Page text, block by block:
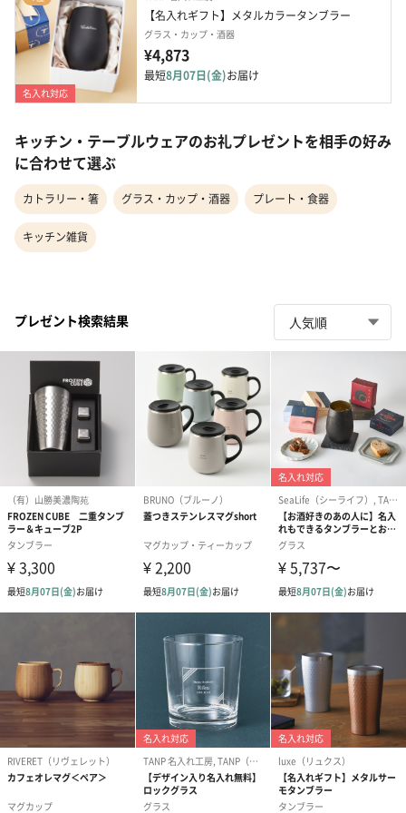
名入れ対応
【名入れギフト】メタルカラータンブラー
グラス・カップ・酒器
¥4,873
最短8月07日(金)お届け
キッチン・テーブルウェアのお礼プレゼントを相手の好み
に合わせて選ぶ
カトラリー・箸 グラス・カップ・酒器 プレート・食器
キッチン雑貨
プレゼント検索結果